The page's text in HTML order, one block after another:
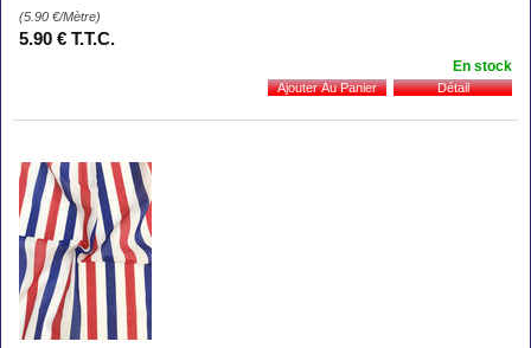
(5.90 €/Mètre)
5.90 € T.T.C.
En stock